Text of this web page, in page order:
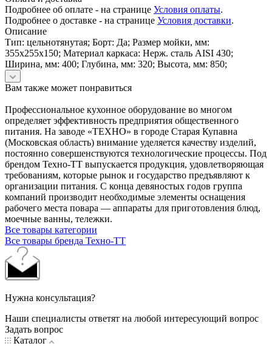
Подробнее об оплате - на странице Условия оплаты.
Подробнее о доставке - на странице Условия доставки.
Описание
Тип: цельнотянутая; Борт: Да; Размер мойки, мм:
355х255х150; Материал каркаса: Нерж. сталь AISI 430;
Ширина, мм: 400; Глубина, мм: 320; Высота, мм: 850;
Вам также может понравиться
Профессиональное кухонное оборудование во многом
определяет эффективность предприятия общественного
питания. На заводе «ТЕХНО» в городе Старая Купавна
(Московская область) внимание уделяется качеству изделий,
постоянно совершенствуются технологические процессы. Под
брендом Техно-ТТ выпускается продукция, удовлетворяющая
требованиям, которые рынок и государство предъявляют к
организации питания. С конца девяностых годов группа
компаний производит необходимые элементы оснащения
рабочего места повара — аппараты для приготовления блюд,
моечные ванны, тележки.
Все товары категории
Все товары бренда Техно-ТТ
Нужна консультация?
Наши специалисты ответят на любой интересующий вопрос
Задать вопрос
Каталог